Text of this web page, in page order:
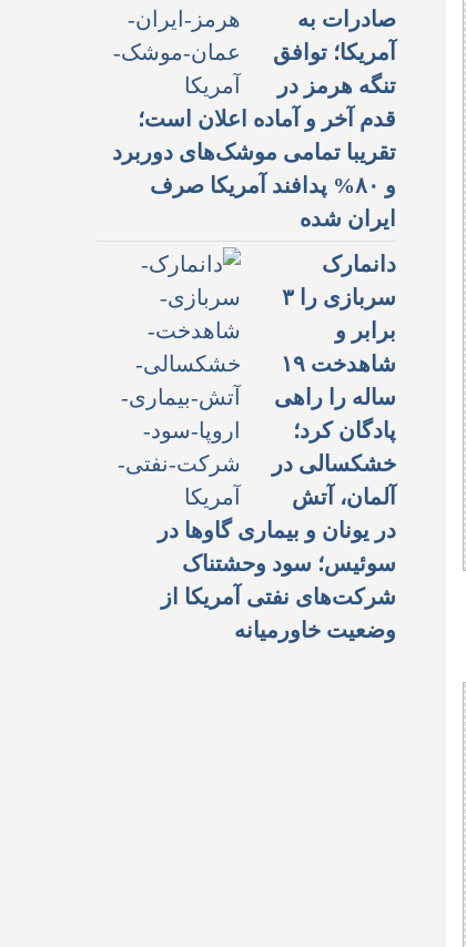
صادرات به
آمریکا؛ توافق
تنگه هرمز در
قدم آخر و آماده اعلان است؛
تقریبا تمامی موشک‌های دوربرد
و ۸۰% پدافند آمریکا صرف
ایران شده
دانمارک
سربازی را ۳
برابر و
شاهدخت ۱۹
ساله را راهی
پادگان کرد؛
خشکسالی در
آلمان، آتش
در یونان و بیماری گاوها در
سوئیس؛ سود وحشتناک
شرکت‌های نفتی آمریکا از
وضعیت خاورمیانه